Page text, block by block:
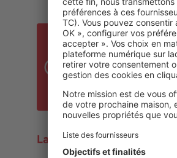
Le propriétaire
copie de l’avis
une déclaration sur
ressources de
La colocation d’étudiants